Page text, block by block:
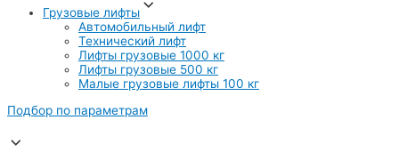
Грузовые лифты
Автомобильный лифт
Технический лифт
Лифты грузовые 1000 кг
Лифты грузовые 500 кг
Малые грузовые лифты 100 кг
Подбор по параметрам